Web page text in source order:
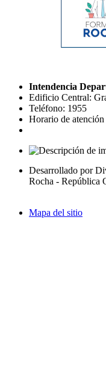
Intendencia
Edificio Central:
Teléfono: 1955
Horario de
Desarrollado por
Rocha - República
Mapa del sitio